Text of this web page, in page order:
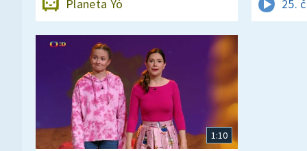
Planeta Yó 25.
1:10